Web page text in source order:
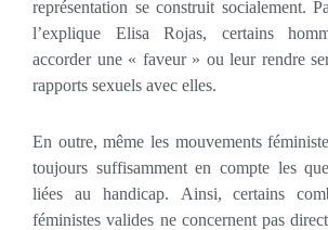
représentation se construit socialement.
l’explique Elisa Rojas, certains
accorder une « faveur » ou leur rendre
rapports sexuels avec elles.
En outre, même les mouvements
toujours suffisamment en compte les
liées au handicap. Ainsi, certains
féministes valides ne concernent pas